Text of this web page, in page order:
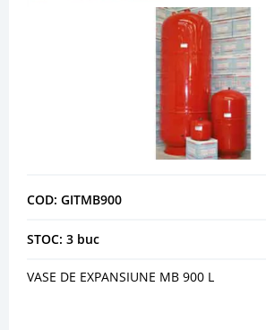
COD: GITMB900
STOC: 3 buc
VASE DE EXPANSIUNE MB 900 L